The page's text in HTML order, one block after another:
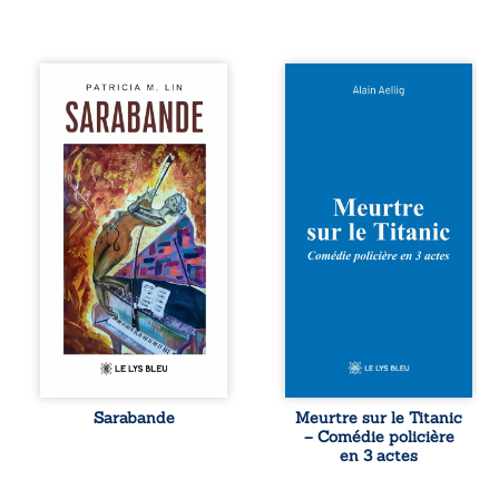
Aux chants
crépitants de l’été,
Sous le silence
ouaté de la neige
en hiver, Au cours
de nuits pâles,
Dans la clarté
bienveillante de la
lune, Rêves,
pensées, révoltes
et espoirs… Des
mots s’assemblent,
colorés, rebelles
aux règles de la
poésie, mais
chantant en
forment une
sarabande,
Sarabande
Et si le naufrage
en 1912, un
meurtre est
commis. Le drame
disparaît avec le
tard, la
l’épave fait
resurgir un secret
que l’on croyait
perdu. Dans un
Meurtre sur le Titanic
– Comédie policière
en 3 actes